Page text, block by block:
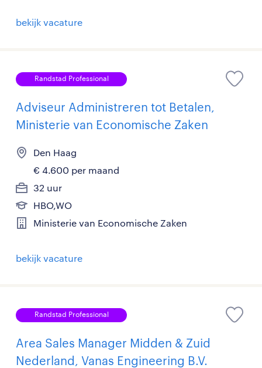
bekijk vacature
Randstad Professional
Adviseur Administreren tot Betalen,
Ministerie van Economische Zaken
Den Haag
€ 4.600 per maand
32 uur
HBO,WO
Ministerie van Economische Zaken
bekijk vacature
Randstad Professional
Area Sales Manager Midden & Zuid
Nederland, Vanas Engineering B.V.